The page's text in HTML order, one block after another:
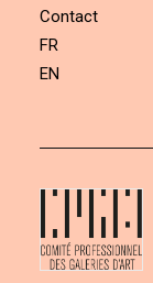
Contact
FR
EN